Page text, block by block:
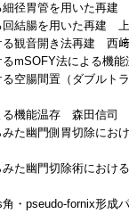
径胃管を用いた再建
結腸を用いた再建
観音開き法再建 西
mSOFY法による機
空腸間置（ダブルト
機能温存 森田信司
た幽門側胃切除にお
た幽門切除術におけ
・pseudo-fornix形成